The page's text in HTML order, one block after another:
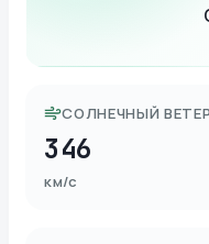
СОЛНЕЧНЫЙ ВЕТЕР
346
км/с